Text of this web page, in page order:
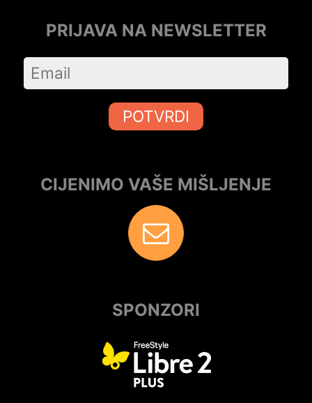
PRIJAVA NA NEWSLETTER
POTVRDI
CIJENIMO VAŠE MIŠLJENJE
SPONZORI